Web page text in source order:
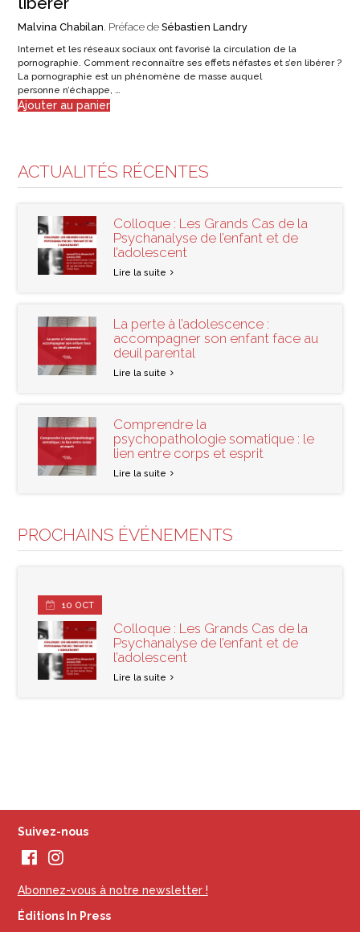
Malvina Chabilan . Préface de Sébastien Landry
Internet et les réseaux sociaux ont favorisé la circulation de la
pornographie. Comment reconnaître ses effets néfastes et s’en libérer ?
La pornographie est un phénomène de masse auquel
personne n’échappe, …
Ajouter au panier
ACTUALITÉS RÉCENTES
Colloque : Les Grands Cas de la
Psychanalyse de l’enfant et de
l’adolescent
Lire la suite
La perte à l’adolescence :
accompagner son enfant face au
deuil parental
Lire la suite
Comprendre la
psychopathologie somatique : le
lien entre corps et esprit
Lire la suite
PROCHAINS ÉVÉNEMENTS
10 OCT
Colloque : Les Grands Cas de la
Psychanalyse de l’enfant et de
l’adolescent
Lire la suite
Suivez-nous
Abonnez-vous à notre newsletter !
Éditions In Press